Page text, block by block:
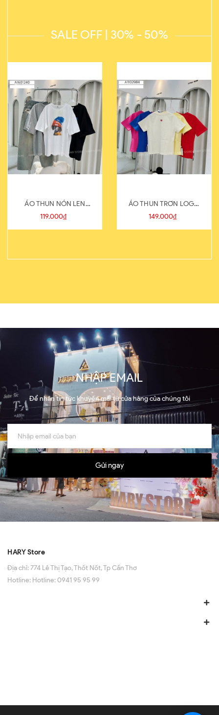
SALE OFF | 30% - 50%
ÁO THUN NÓN LEN
821-1
119.000₫
ÁO THUN TRƠN LOGO
SAU
149.000₫
NHẬP EMAIL
Để nhận tin tức khuyến mãi từ cửa hàng của chúng tôi
Gửi ngay
HARY Store
Địa chỉ:774 Lê Thị Tạo, Thốt Nốt, Tp Cần Thơ
Hotline: Hotline: 0941 95 95 99